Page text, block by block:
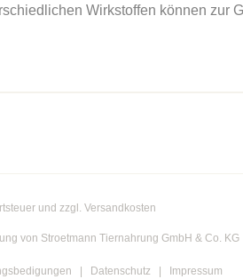
Wirkstoffen können zur
und zzgl. Versandkosten
von Stroetmann Tiernahrung GmbH & Co. KG
Datenschutz Impressum